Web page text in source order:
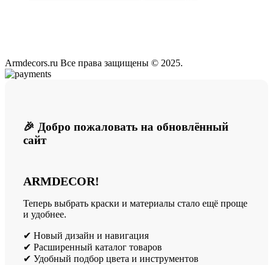
Armdecors.ru Все права защищены © 2025. ​
🎉 Добро пожаловать на обновлённый
сайт
ARMDECOR!
Теперь выбрать краски и материалы стало ещё проще
и удобнее.
✔ Новый дизайн и навигация
✔ Расширенный каталог товаров
✔ Удобный подбор цвета и инструментов